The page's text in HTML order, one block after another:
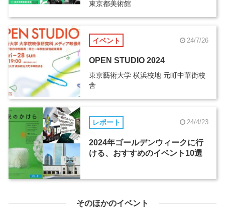
「 」』
東京都美術館
イベント 24/7/26
OPEN STUDIO 2024
東京藝術大学 横浜校地 元町中華街校
舎
レポート 24/4/23
2024年ゴールデンウィークに行
ける、おすすめのイベント10選
そのほかのイベント